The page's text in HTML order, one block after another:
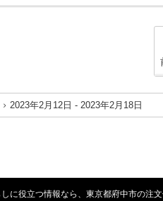
Home
2023年2月12日 - 2023年2月18日
に役立つ情報なら、東京都府中市の注